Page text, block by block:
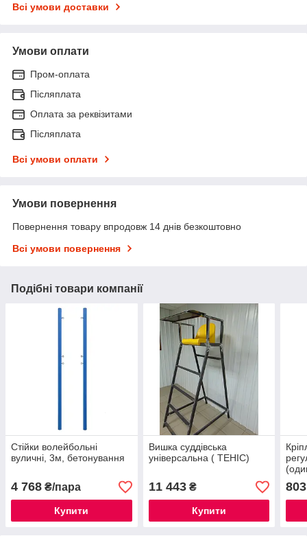
Всі умови доставки
Умови оплати
Пром-оплата
Післяплата
Оплата за реквізитами
Післяплата
Всі умови оплати
Умови повернення
Повернення товару впродовж 14 днів безкоштовно
Всі умови повернення
Подібні товари компанії
Стійки волейбольні
вуличні, 3м, бетонування
4 768 ₴/пара
Купити
Вишка суддівська
універсальна ( ТЕНІС)
11 443₴
Купити
803